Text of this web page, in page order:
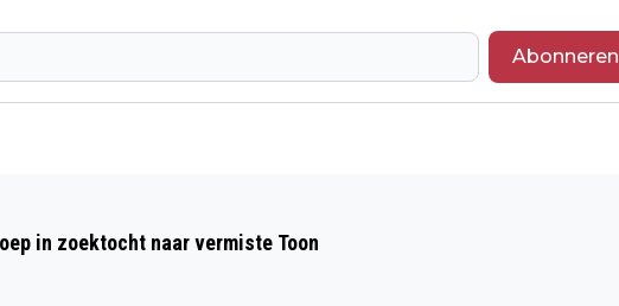
Abonneren
HEEFT ONGETROUWDE MOEDER
in zoektocht naar vermiste Toon